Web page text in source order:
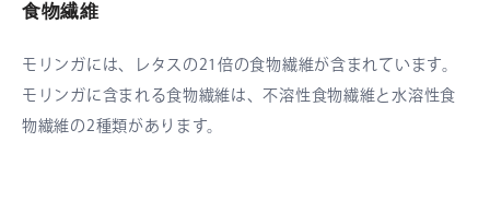
食物繊維
モリンガには、レタスの21倍の食物繊維が含まれています。
モリンガに含まれる食物繊維は、不溶性食物繊維と水溶性食
物繊維の2種類があります。